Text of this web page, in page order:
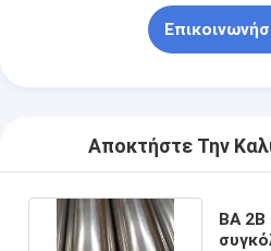
Αποκτήστε Την
ΒΑ 2Β